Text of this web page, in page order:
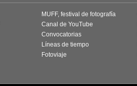
MUFF, festival de fotografía
Canal de YouTube
Convocatorias
Líneas de tiempo
Fotoviaje